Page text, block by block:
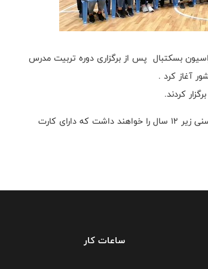
بسکتبال پس از برگزاری دوره تربیت مدرس
آغاز کرد .
کردند.
لازم به ذکر است باتوجه به قوانین فدراسیون مربیانی اجازه فعالیت در رده سنی زیر ۱۲ سال را خواهند داشت که دارای کارت
ساعات کار